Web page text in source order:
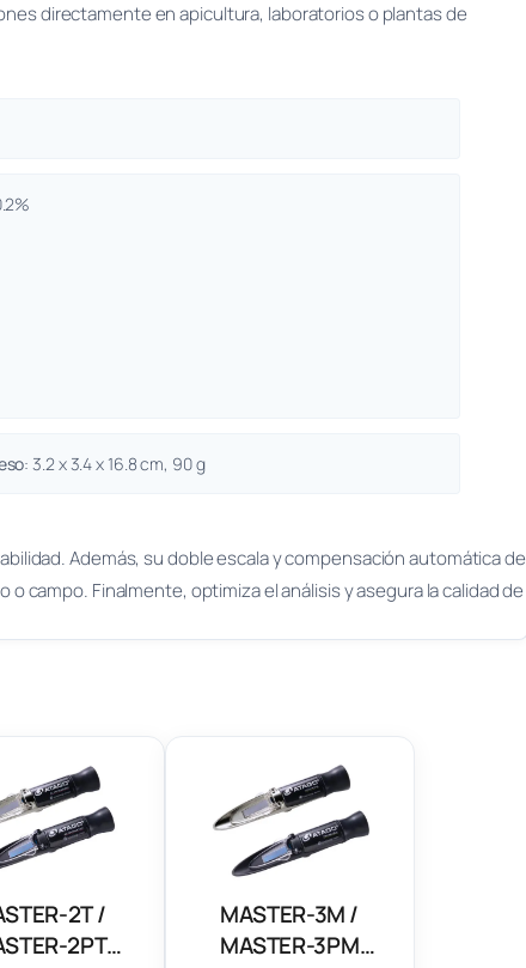
directamente en apicultura, laboratorios o plantas de
: 3.2 x 3.4 x 16.8 cm, 90 g
Además, su doble escala y compensación automática de
campo. Finalmente, optimiza el análisis y asegura la calidad de
2T /
2PT
MASTER-3M /
MASTER-3PM